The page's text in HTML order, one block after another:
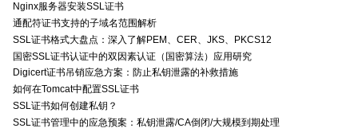
Nginx服务器安装SSL证书
通配符证书支持的子域名范围解析
SSL证书格式大盘点：深入了解PEM、CER、JKS、PKCS12
国密SSL证书认证中的双因素认证（国密算法）应用研究
Digicert证书吊销应急方案：防止私钥泄露的补救措施
如何在Tomcat中配置SSL证书
SSL证书如何创建私钥？
SSL证书管理中的应急预案：私钥泄露/CA倒闭/大规模到期处理